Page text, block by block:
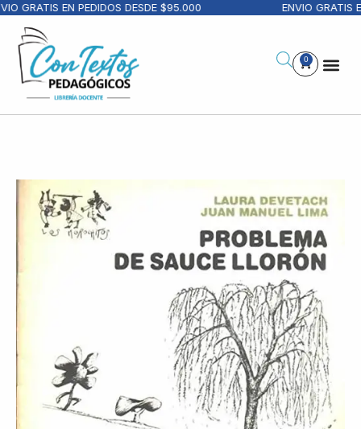
GRATIS EN PEDIDOS DESDE $95.000 ENVIO GRATIS
0